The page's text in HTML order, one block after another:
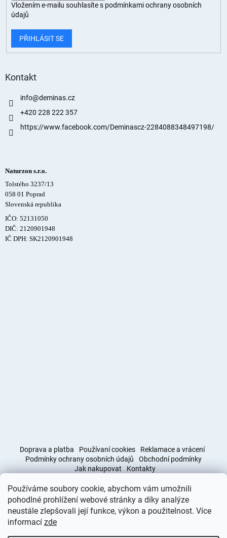
Používáme soubory cookie, abychom vám umožnili
pohodlné prohlížení webové stránky a díky analýze
neustále zlepšovali její funkce, výkon a použitelnost. Více
informací zde
Vložením e-mailu souhlasíte s podmínkami ochrany osobních
údajů
PŘIHLÁSIT SE
Kontakt
info@deminas.cz
+420 228 222 357
https://www.facebook.com/Deminascz-2284088348497198/
Naturzon s.r.o.
Tolstého 3237/13
058 01 Poprad
Slovenská republika
IČO: 52131050
DIČ: 2120901948
IČ DPH: SK2120901948
Doprava a platba Používaní cookies
Reklamace a vrácení
Podmínky ochrany osobních údajů
Obchodní podmínky
Jak nakupovat
Kontakty
Obchodní podmínky Doprava a platba